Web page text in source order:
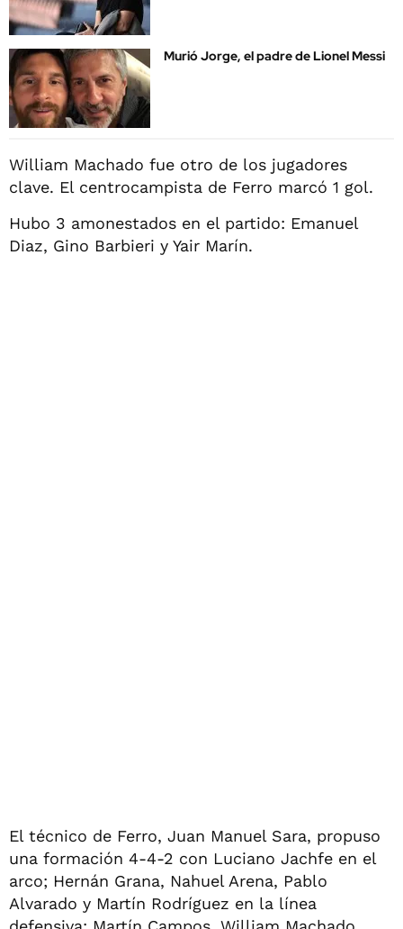
Murió Jorge, el padre de Lionel Messi
William Machado fue otro de los jugadores
clave. El centrocampista de Ferro marcó 1 gol.
Hubo 3 amonestados en el partido: Emanuel
Diaz, Gino Barbieri y Yair Marín.
El técnico de Ferro, Juan Manuel Sara, propuso
una formación 4-4-2 con Luciano Jachfe en el
arco; Hernán Grana, Nahuel Arena, Pablo
Alvarado y Martín Rodríguez en la línea